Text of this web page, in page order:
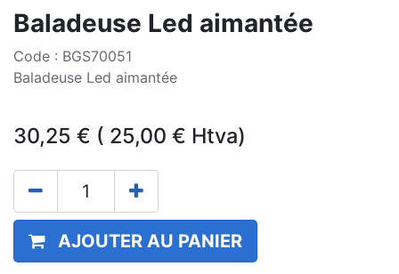
Baladeuse Led aimantée
Code : BGS70051
Baladeuse Led aimantée
30,25 € ( 25,00 € Htva)
AJOUTER AU PANIER